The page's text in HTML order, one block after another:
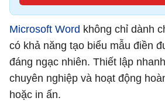
Microsoft Word không chỉ dành
có khả năng tạo biểu mẫu điền
đáng ngạc nhiên. Thiết lập
chuyên nghiệp và hoạt động
hoặc in ấn.